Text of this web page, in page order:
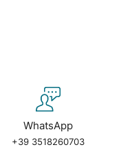
WhatsApp
+39 3518260703